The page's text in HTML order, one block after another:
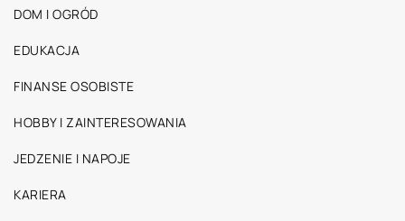
DOM I OGRÓD
EDUKACJA
FINANSE OSOBISTE
HOBBY I ZAINTERESOWANIA
JEDZENIE I NAPOJE
KARIERA